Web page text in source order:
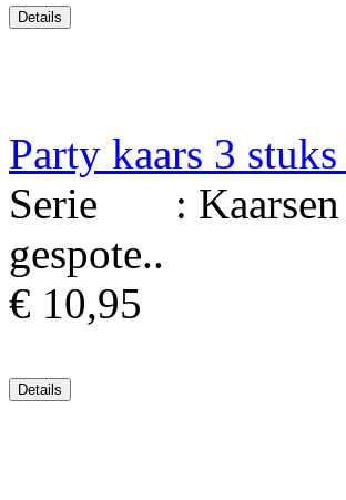
Party kaars 3
Serie : Kaarsen
gespote..
€ 10,95